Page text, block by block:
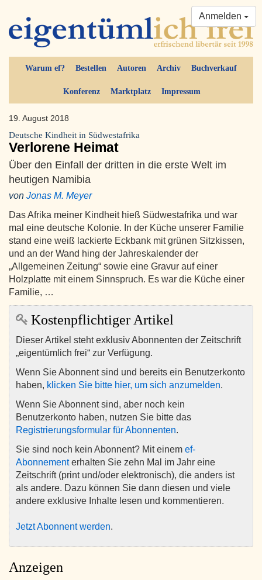
Warum ef? Bestellen Autoren Archiv Buchverkauf
Konferenz Marktplatz Impressum
Anmelden
19. August 2018
Deutsche Kindheit in Südwestafrika
Verlorene Heimat
Über den Einfall der dritten in die erste Welt im
heutigen Namibia
von Jonas M. Meyer
Das Afrika meiner Kindheit hieß Südwestafrika und war
mal eine deutsche Kolonie. In der Küche unserer Familie
stand eine weiß lackierte Eckbank mit grünen Sitzkissen,
und an der Wand hing der Jahreskalender der
„Allgemeinen Zeitung“ sowie eine Gravur auf einer
Holzplatte mit einem Sinnspruch. Es war die Küche einer
Familie, …
Kostenpflichtiger Artikel
Dieser Artikel steht exklusiv Abonnenten der Zeitschrift
„eigentümlich frei“ zur Verfügung.
Wenn Sie Abonnent sind und bereits ein Benutzerkonto
haben, klicken Sie bitte hier, um sich anzumelden.
Wenn Sie Abonnent sind, aber noch kein
Benutzerkonto haben, nutzen Sie bitte das
Registrierungsformular für Abonnenten.
Sie sind noch kein Abonnent? Mit einem ef-
Abonnementerhalten Sie zehn Mal im Jahr eine
Zeitschrift (print und/oder elektronisch), die anders ist
als andere. Dazu können Sie dann diesen und viele
andere exklusive Inhalte lesen und kommentieren.
Jetzt Abonnent werden.
Anzeigen